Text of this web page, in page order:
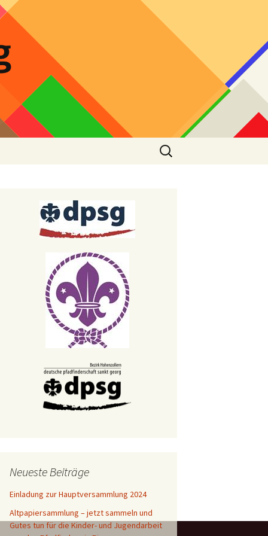
Lagerfeuer
Stockbrotteig
von Betlehem
Suchen
nach:
Neueste Beiträge
Einladung zur Hauptversammlung 2024
Altpapiersammlung – jetzt sammeln und
Gutes tun für die Kinder- und Jugendarbeit